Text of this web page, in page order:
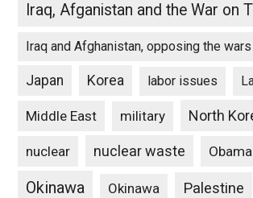
Iraq, Afganistan and the War on
Iraq and Afghanistan, opposing the wars
Japan Korea labor issues
Middle East military North
nuclear nuclear waste Obama
Okinawa Okinawa Palestine